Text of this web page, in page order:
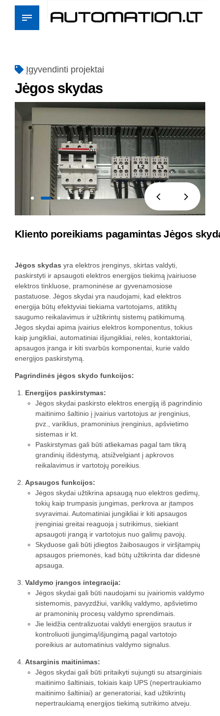
Įgyvendinti projektai
Jėgos skydas
Kliento poreikiams pagamintas Jėgos
Jėgos skydas yra elektros įrenginys, skirtas valdyti,
paskirstyti ir apsaugoti elektros energijos tiekimą įvairiuose
elektros tinkluose, pramoninėse ar gyvenamosiose
pastatuose. Jėgos skydai yra naudojami, kad elektros
energija būtų efektyviai tiekiama vartotojams, atitiktų
saugumo reikalavimus ir užtikrintų sistemų patikimumą.
Jėgos skydai apima įvairius elektros komponentus, tokius
kaip jungikliai, automatiniai išjungikliai, relės, kontaktoriai,
apsaugos įranga ir kiti svarbūs komponentai, kurie valdo
energijos paskirstymą.
Pagrindinės jėgos skydo funkcijos:
Energijos paskirstymas:
Jėgos skydai paskirsto elektros energiją iš pagrindinio
maitinimo šaltinio į įvairius vartotojus ar įrenginius,
pvz., variklius, pramoninius įrenginius, apšvietimo
sistemas ir kt.
Paskirstymas gali būti atliekamas pagal tam tikrą
grandinių išdėstymą, atsižvelgiant į apkrovos
reikalavimus ir vartotojų poreikius.
Apsaugos funkcijos:
Jėgos skydai užtikrina apsaugą nuo elektros gedimų,
tokių kaip trumpasis jungimas, perkrova ar įtampos
svyravimai. Automatiniai jungikliai ir kiti apsaugos
įrenginiai greitai reaguoja į sutrikimus, siekiant
apsaugoti įrangą ir vartotojus nuo galimų pavojų.
Skyduose gali būti įdiegtos žaibosaugos ir viršįtampių
apsaugos priemonės, kad būtų užtikrinta dar didesnė
apsauga.
Valdymo įrangos integracija:
Jėgos skydai gali būti naudojami su įvairiomis valdymo
sistemomis, pavyzdžiui, variklių valdymo, apšvietimo
ar pramoninių procesų valdymo sprendimais.
Jie leidžia centralizuotai valdyti energijos srautus ir
kontroliuoti įjungimą/išjungimą pagal vartotojo
poreikius ar automatinius valdymo signalus.
Atsarginis maitinimas:
Jėgos skydai gali būti pritaikyti sujungti su atsarginiais
maitinimo šaltiniais, tokiais kaip UPS (nepertraukiamo
maitinimo šaltiniai) ar generatoriai, kad užtikrintų
nepertraukiamą energijos tiekimą sutrikimo atveju.